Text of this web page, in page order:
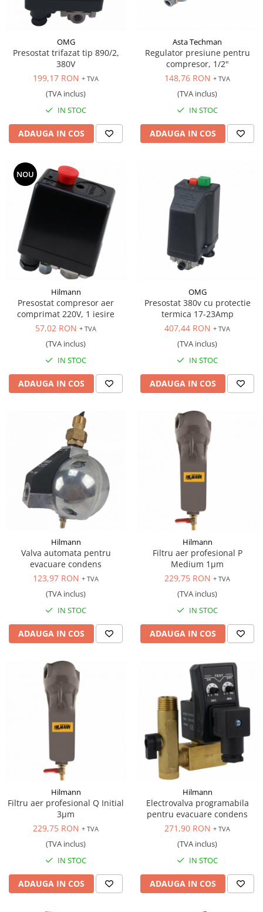
Antrenor articulat si culisant
Ciocan, levier, dalti si dornuri
Cleste si set clesti
Perie de sarma
Prese si extractoare
Reparat filete
Scule camioane
Scule diverse mecanica
Scule Pneumatice
Scule service ulei, gresare,
combustibil
Scule sistem franare
Scule speciale
Scule supape
Scule suspensie
Scule transmisie
Set / trusa chei tubulare
Set burghie si freze
Set chei
Set prelungitoare
Set surubelnite
Testare cuplu dinamometric de
strangere
Trusa / Set tarozi si filiere
Tubulare speciale
OMG
Presostat trifazat tip 890/2,
380V
199,17 RON + TVA
(TVA inclus)
IN STOC
ADAUGA IN COS
Asta Techman
Regulator presiune pentru
compresor, 1/2"
148,76 RON + TVA
(TVA inclus)
IN STOC
ADAUGA IN COS
NOU
Hilmann
Presostat compresor aer
comprimat 220V, 1 iesire
57,02 RON + TVA
(TVA inclus)
IN STOC
ADAUGA IN COS
OMG
Presostat 380v cu protectie
termica 17-23Amp
407,44 RON + TVA
(TVA inclus)
IN STOC
ADAUGA IN COS
Hilmann
Valva automata pentru
evacuare condens
123,97 RON + TVA
(TVA inclus)
IN STOC
ADAUGA IN COS
Hilmann
Filtru aer profesional P
Medium 1μm
229,75 RON + TVA
(TVA inclus)
IN STOC
ADAUGA IN COS
Hilmann
Filtru aer profesional Q Initial
3μm
229,75 RON + TVA
(TVA inclus)
IN STOC
ADAUGA IN COS
Hilmann
Electrovalva programabila
pentru evacuare condens
271,90 RON + TVA
(TVA inclus)
IN STOC
ADAUGA IN COS